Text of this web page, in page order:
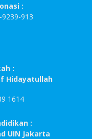
:
913
:
Hidayatullah
1614
:
UIN Jakarta